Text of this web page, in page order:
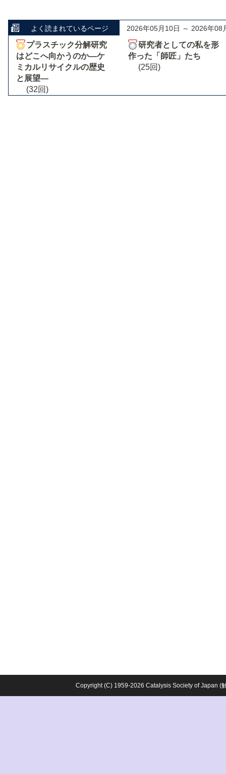
よく読まれているページ 2026年05月10日 ～ 2026年08
プラスチック分解研究
はどこへ向かうのか―ケ
ミカルリサイクルの歴史
と展望―
(32回)
研究者としての私を形
作った「師匠」たち
(25回)
Copyright (C) 1959-2026 Catalysis Society of Japan (